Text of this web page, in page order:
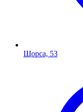
Щорса, 53